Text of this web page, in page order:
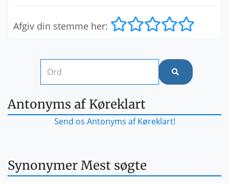
Afgiv din stemme her:
Antonyms af Køreklart
Send os Antonyms af Køreklart!
Synonymer Mest søgte